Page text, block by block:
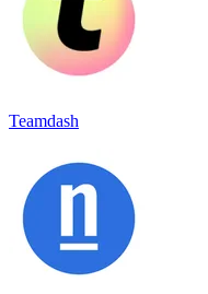
Teamdash